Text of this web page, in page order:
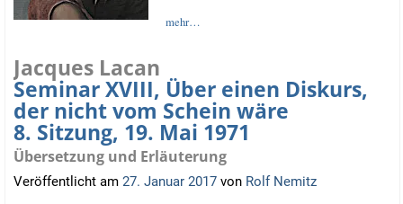
mehr…
Jacques Lacan
Seminar XVIII, Über einen Diskurs,
der nicht vom Schein wäre
8. Sitzung, 19. Mai 1971
Übersetzung und Erläuterung
Veröffentlicht am 27. Januar 2017 von Rolf Nemitz